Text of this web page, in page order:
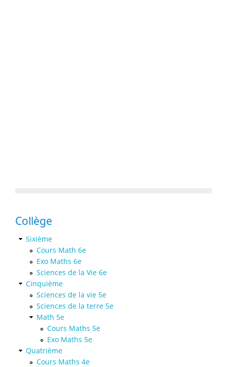
Collège
Sixième
Cours Math 6e
Exo Maths 6e
Sciences de la Vie 6e
Cinquième
Sciences de la vie 5e
Sciences de la terre 5e
Math 5e
Cours Maths 5e
Exo Maths 5e
Quatrième
Cours Maths 4e